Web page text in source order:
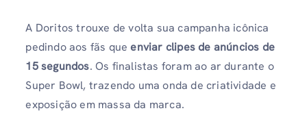
A Doritos trouxe de volta sua campanha icônica
pedindo aos fãs queenviar clipes de anúncios de
15 segundos. Os finalistas foram ao ar durante o
Super Bowl, trazendo uma onda de criatividade e
exposição em massa da marca.